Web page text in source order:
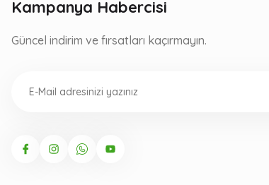
Kampanya Habercisi
Güncel indirim ve fırsatları kaçırmayın.